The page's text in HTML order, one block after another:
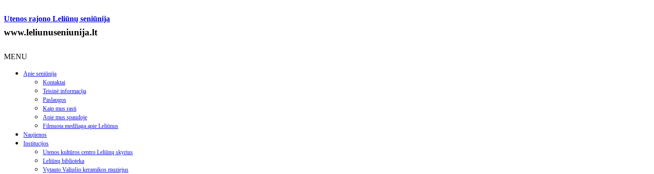
Utenos rajono Leliūnų seniūnija
www.leliunuseniunija.lt
MENU
Apie seniūniją
Kontaktai
Teisinė informacija
Paslaugos
Kaip mus rasti
Apie mus spaudoje
Filmuota medžiaga apie Leliūnus
Naujienos
Institucijos
Utenos kultūros centro Leliūnų skyrius
Leliūnų biblioteka
Vytauto Valiušio keramikos muziejus